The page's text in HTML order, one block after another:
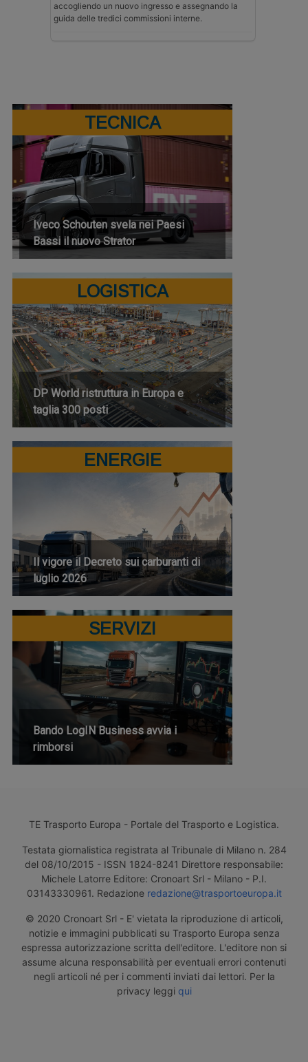
accogliendo un nuovo ingresso e assegnando la
guida delle tredici commissioni interne.
TECNICA
Iveco Schouten svela nei Paesi
Bassi il nuovo Strator
LOGISTICA
DP World ristruttura in Europa e
taglia 300 posti
ENERGIE
Il vigore il Decreto sui carburanti di
luglio 2026
SERVIZI
Bando LogIN Business avvia i
rimborsi
TE Trasporto Europa - Portale del Trasporto e Logistica.
Testata giornalistica registrata al Tribunale di Milano n. 284
del 08/10/2015 - ISSN 1824-8241 Direttore responsabile:
Michele Latorre Editore: Cronoart Srl - Milano - P.I.
03143330961. Redazione redazione@trasportoeuropa.it
© 2020 Cronoart Srl - E' vietata la riproduzione di articoli,
notizie e immagini pubblicati su Trasporto Europa senza
espressa autorizzazione scritta dell'editore. L'editore non si
assume alcuna responsabilità per eventuali errori contenuti
negli articoli né per i commenti inviati dai lettori. Per la
privacy leggi qui